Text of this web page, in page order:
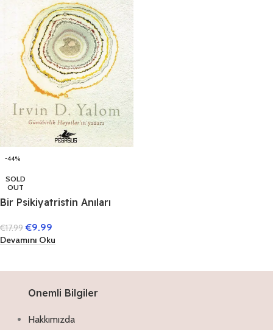
-44%
SOLD
OUT
Bir Psikiyatristin Anıları
€17.99 €9.99
Devamını Oku
Onemli Bilgiler
Hakkımızda